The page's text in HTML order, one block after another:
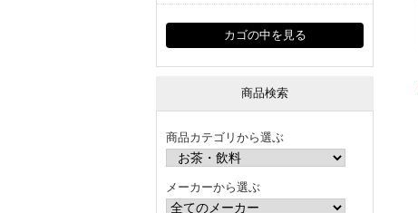
カゴの中を見る
商品検索
商品カテゴリから選ぶ
メーカーから選ぶ